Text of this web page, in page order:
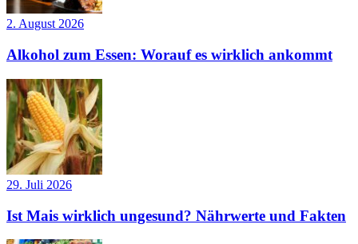
2. August 2026
Alkohol zum Essen: Worauf es wirklich ankommt
29. Juli 2026
Ist Mais wirklich ungesund? Nährwerte und Fakten